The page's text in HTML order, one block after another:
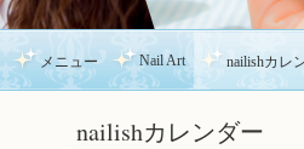
メニュー Nail Art nailishカレ
nailishカレンダー